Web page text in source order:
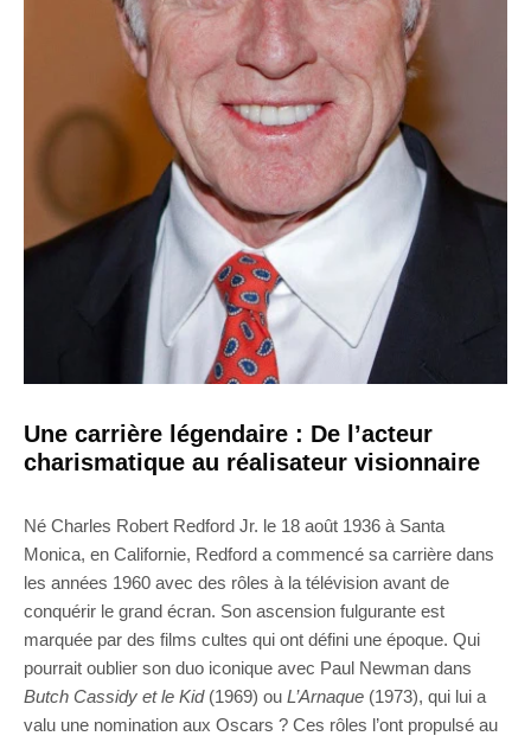
Une carrière légendaire : De l’acteur
charismatique au réalisateur visionnaire
Né Charles Robert Redford Jr. le 18 août 1936 à Santa
Monica, en Californie, Redford a commencé sa carrière dans
les années 1960 avec des rôles à la télévision avant de
conquérir le grand écran. Son ascension fulgurante est
marquée par des films cultes qui ont défini une époque. Qui
pourrait oublier son duo iconique avec Paul Newman dans
Butch Cassidy et le Kid(1969) ou L’Arnaque (1973), qui lui a
valu une nomination aux Oscars ? Ces rôles l’ont propulsé au